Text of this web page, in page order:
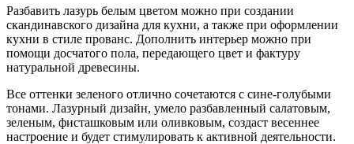
Разбавить лазурь белым цветом можно при создании
скандинавского дизайна для кухни, а также при оформлении
кухни в стиле прованс. Дополнить интерьер можно при
помощи досчатого пола, передающего цвет и фактуру
натуральной древесины.
Все оттенки зеленого отлично сочетаются с сине-голубыми
тонами. Лазурный дизайн, умело разбавленный салатовым,
зеленым, фисташковым или оливковым, создаст весеннее
настроение и будет стимулировать к активной деятельности.